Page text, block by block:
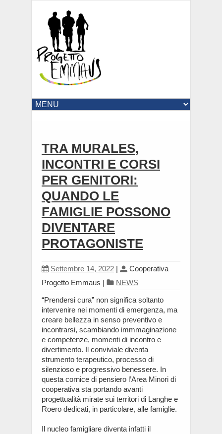
TRA MURALES,
INCONTRI E CORSI
PER GENITORI:
QUANDO LE
FAMIGLIE POSSONO
DIVENTARE
PROTAGONISTE
Settembre 14, 2022 |
Cooperativa
Progetto Emmaus | NEWS
“Prendersi cura” non significa soltanto
intervenire nei momenti di emergenza, ma
creare bellezza in senso preventivo e
incontrarsi, scambiando immmaginazione
e competenze, momenti di incontro e
divertimento. Il conviviale diventa
strumento terapeutico, processo di
silenzioso e progressivo benessere. In
questa cornice di pensiero l’Area Minori di
cooperativa sta portando avanti
progettualità mirate sui territori di Langhe e
Roero dedicati, in particolare, alle famiglie.
Il nucleo famigliare diventa infatti il